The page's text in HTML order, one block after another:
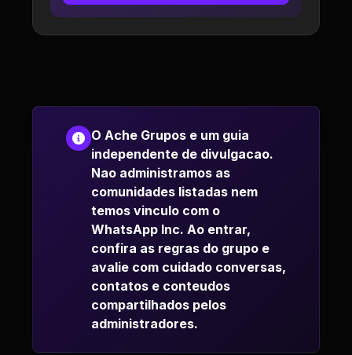
O Ache Grupos e um guia
independente de divulgacao.
Nao administramos as
comunidades listadas nem
temos vinculo com o
WhatsApp Inc. Ao entrar,
confira as regras do grupo e
avalie com cuidado conversas,
contatos e conteudos
compartilhados pelos
administradores.